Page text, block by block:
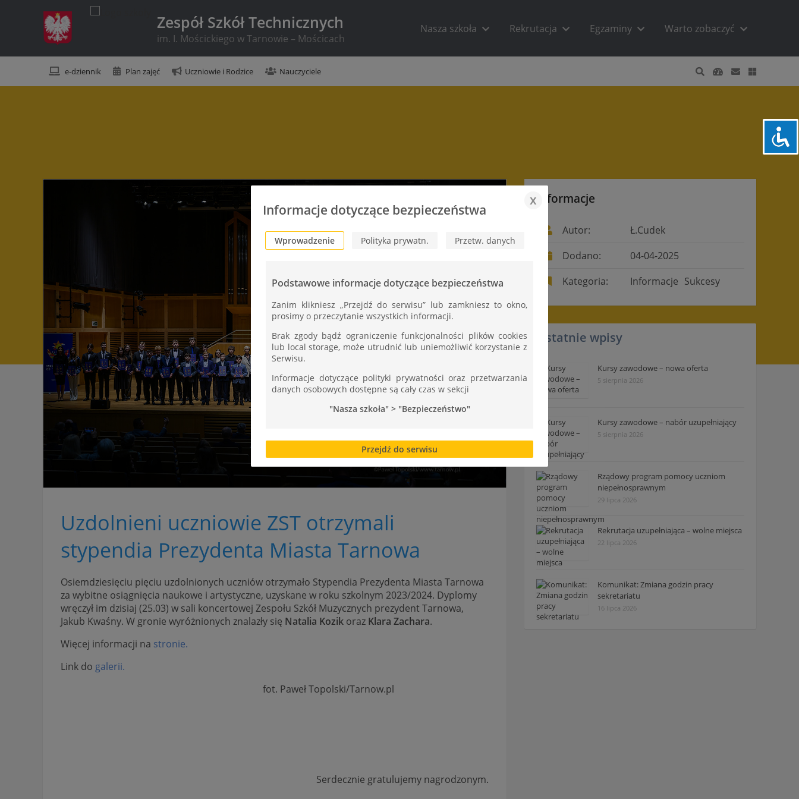
Zespół Szkół Technicznych
im. I. Mościckiego w Tarnowie – Mościcach
Nasza szkoła Rekrutacja Egzaminy Warto zobaczyć
e-dziennik Plan zajęć Uczniowie i Rodzice Nauczyciele
Uzdolnieni uczniowie ZST otrzymali
stypendia Prezydenta Miasta Tarnowa
Osiemdziesięciu pięciu uzdolnionych uczniów otrzymało Stypendia Prezydenta Miasta Tarnowa
za wybitne osiągnięcia naukowe i artystyczne, uzyskane w roku szkolnym 2023/2024. Dyplomy
wręczył im dzisiaj (25.03) w sali koncertowej Zespołu Szkół Muzycznych prezydent Tarnowa,
Jakub Kwaśny. W gronie wyróżnionych znalazły się Natalia Kozik oraz Klara Zachara.
Więcej informacji na stronie.
Link do galerii.
fot. Paweł Topolski/Tarnow.pl
Serdecznie gratulujemy nagrodzonym.
Informacje
Autor:
Ł.Cudek
Dodano:
04-04-2025
Kategoria:
Informacje Sukcesy
Ostatnie wpisy
Kursy zawodowe – nowa oferta
5 sierpnia 2026
Kursy zawodowe – nabór uzupełniający
5 sierpnia 2026
Rządowy program pomocy uczniom
niepełnosprawnym
29 lipca 2026
Rekrutacja uzupełniająca – wolne miejsca
22 lipca 2026
Komunikat: Zmiana godzin pracy
sekretariatu
16 lipca 2026
Informacje dotyczące bezpieczeństwa
x
Wprowadzenie Polityka prywatn. Przetw. danych
Podstawowe informacje dotyczące bezpieczeństwa
Zanim klikniesz „Przejdź do serwisu” lub zamkniesz to okno,
prosimy o przeczytanie wszystkich informacji.
Brak zgody bądź ograniczenie funkcjonalności plików cookies
lub local storage, może utrudnić lub uniemożliwić korzystanie z
Serwisu.
Informacje dotyczące polityki prywatności oraz przetwarzania
danych osobowych dostępne są cały czas w sekcji
"Nasza szkoła" > "Bezpieczeństwo"
Przejdź do serwisu